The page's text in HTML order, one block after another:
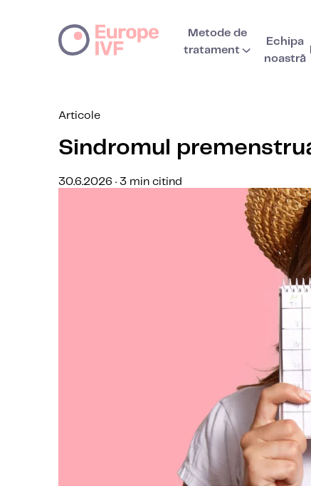
Metode de
tratament
Echipa
noastră
Articole
Sindromul
30.6.2026 · 3 min citind